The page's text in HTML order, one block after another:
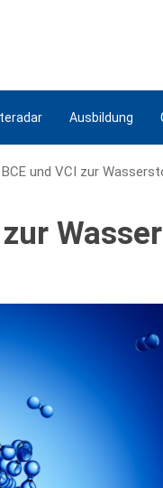
Ausbildung
und VCI zur
zur